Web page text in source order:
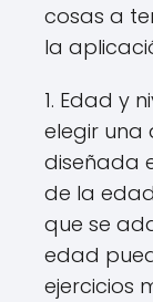
cosas a
la
1. Edad y
elegir una
diseñada
de la
que se
edad
ejercicios